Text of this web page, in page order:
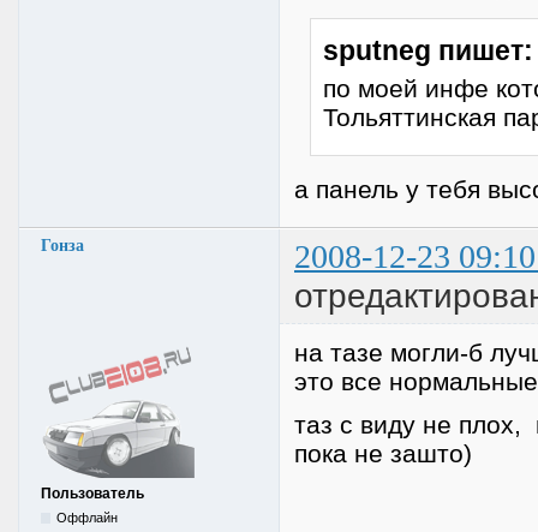
sputneg пишет:
по моей инфе
Тольяттинская
а панель у тебя
Гонза 2008-12-23
Пользователь
Оффлайн
на тазе могли-б
это все
таз с виду не плох,
пока не зашто)